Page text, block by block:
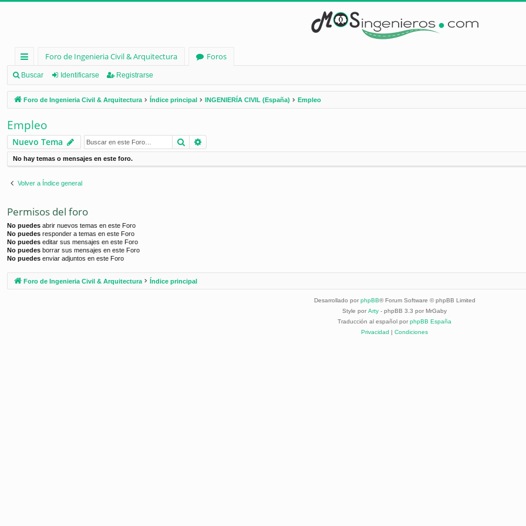
nl
ac
es
rá
pi
d
os
Foro de Ingenieria Civil & Arquitectura
Foros
Buscar Identificarse Registrarse
Foro de Ingenieria Civil & Arquitectura Índice principal INGENIERÍA CIVIL (España) Empleo
Empleo
Nuevo Tema Buscar
No hay temas o mensajes en este foro.
Volver a Índice general
Permisos del foro
No puedes abrir nuevos temas en este Foro
No puedes responder a temas en este Foro
No puedes editar sus mensajes en este Foro
No puedes borrar sus mensajes en este Foro
No puedes enviar adjuntos en este Foro
Foro de Ingenieria Civil & Arquitectura Índice principal
Desarrollado por phpBB® Forum Software © phpBB Limited
Style por Arty - phpBB 3.3 por MrGaby
Traducción al español por phpBB España
Privacidad | Condiciones